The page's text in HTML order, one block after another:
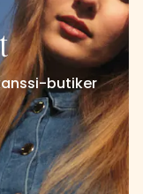
butiker